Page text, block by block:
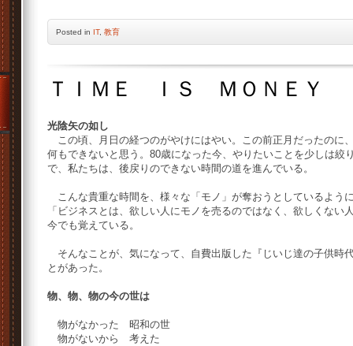
Posted in IT, 教育
ＴＩＭＥ ＩＳ ＭＯＮＥＹ
光陰矢の如し
この頃、月日の経つのがやけにはやい。この前正月だったのに
何もできないと思う。80歳になった今、やりたいことを少しは絞
で、私たちは、後戻りのできない時間の道を進んでいる。
こんな貴重な時間を、様々な「モノ」が奪おうとしているよう
「ビジネスとは、欲しい人にモノを売るのではなく、欲しくな
今でも覚えている。
そんなことが、気になって、自費出版した『じいじ達の子供時
とがあった。
物、物、物の今の世は
物がなかった 昭和の世
物がないから 考えた